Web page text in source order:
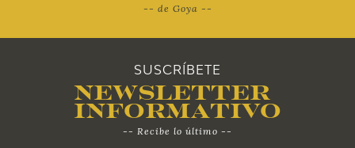
-- de Goya --
SUSCRÍBETE
Newsletter
Informativo
-- Recibe lo último --